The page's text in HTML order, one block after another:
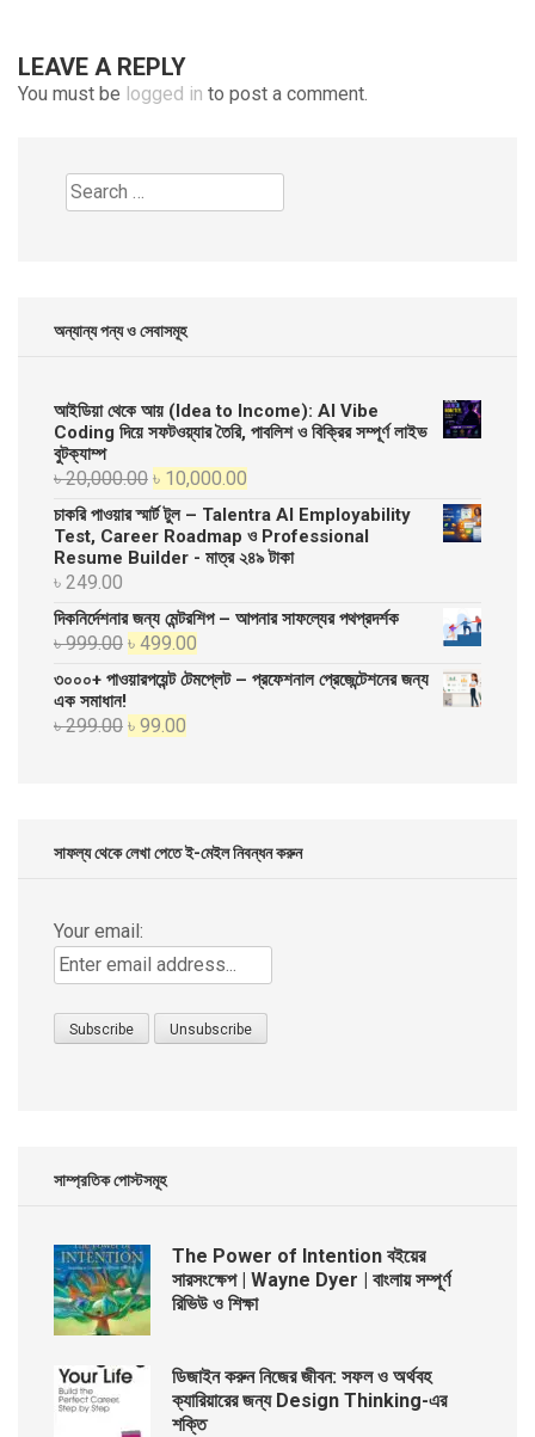
LEAVE A REPLY
You must be logged in to post a comment.
Search
for:
অন্যান্য পন্য ও সেবাসমূহ
আইডিয়া থেকে আয় (Idea to Income): AI Vibe
Coding দিয়ে সফটওয়্যার তৈরি, পাবলিশ ও বিক্রির সম্পূর্ণ লাইভ
বুটক্যাম্প
৳20,000.00 Original
price
was:
৳ 20,000.00.
৳ 10,000.00
price
is:
৳ 10,000.00.
চাকরি পাওয়ার স্মার্ট টুল – Talentra AI Employability
Test, Career Roadmap ও Professional
Resume Builder - মাত্র ২৪৯ টাকা
৳ 249.00
দিকনির্দেশনার জন্য মেন্টরশিপ – আপনার সাফল্যের পথপ্রদর্শক
৳999.00 Original
price
৳ 999.00.
৳ 499.00
price
৩০০০+ পাওয়ারপয়েন্ট টেমপ্লেট – প্রফেশনাল প্রেজেন্টেশনের জন্য
এক সমাধান!
৳299.00 Original
৳ 99.00
সাফল্য থেকে লেখা পেতে ই-মেইল নিবন্ধন করুন
Your email:
সাম্প্রতিক পোস্টসমূহ
The Power of Intention বইয়ের
সারসংক্ষেপ | Wayne Dyer | বাংলায় সম্পূর্ণ
রিভিউ ও শিক্ষা
ডিজাইন করুন নিজের জীবন: সফল ও অর্থবহ
ক্যারিয়ারের জন্য Design Thinking-এর
শক্তি